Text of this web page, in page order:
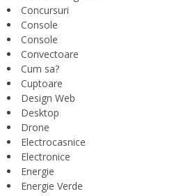
Concursuri
Console
Console
Convectoare
Cum sa?
Cuptoare
Design Web
Desktop
Drone
Electrocasnice
Electronice
Energie
Energie Verde